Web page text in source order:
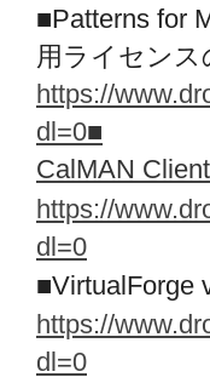
■Patterns for
用ライセンス
https://
dl=0■
CalMAN
https://
dl=0
■VirtualForge
https://
dl=0